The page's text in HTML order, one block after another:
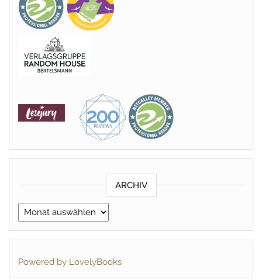
ARCHIV
Archiv
Powered by LovelyBooks